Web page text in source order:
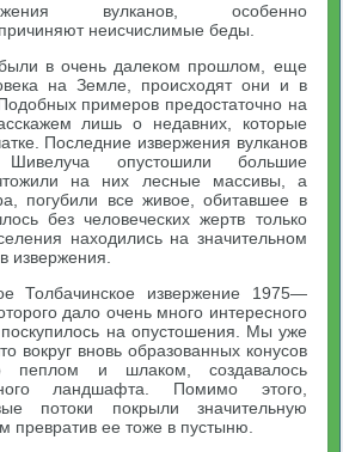
вулканов, особенно
неисчислимые беды.
в очень далеком прошлом, еще
на Земле, происходят они и в
примеров предостаточно на
лишь о недавних, которые
Последние извержения вулканов
опустошили большие
на них лесные массивы, а
погубили все живое, обитавшее в
без человеческих жертв только
находились на значительном
извержения.
Толбачинское извержение 1975—
дало очень много интересного
на опустошения. Мы уже
вокруг вновь образованных конусов
пеплом и шлаком, создавалось
ландшафта. Помимо этого,
потоки покрыли значительную
ее тоже в пустыню.